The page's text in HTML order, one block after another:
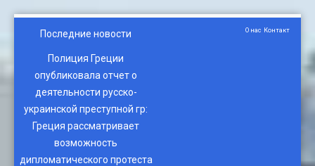
Последние новости
Полиция Греции
опубликовала отчет о
деятельности русско-
украинской преступной гр:
Греция рассматривает
возможность
дипломатического протеста
О нас Контакт